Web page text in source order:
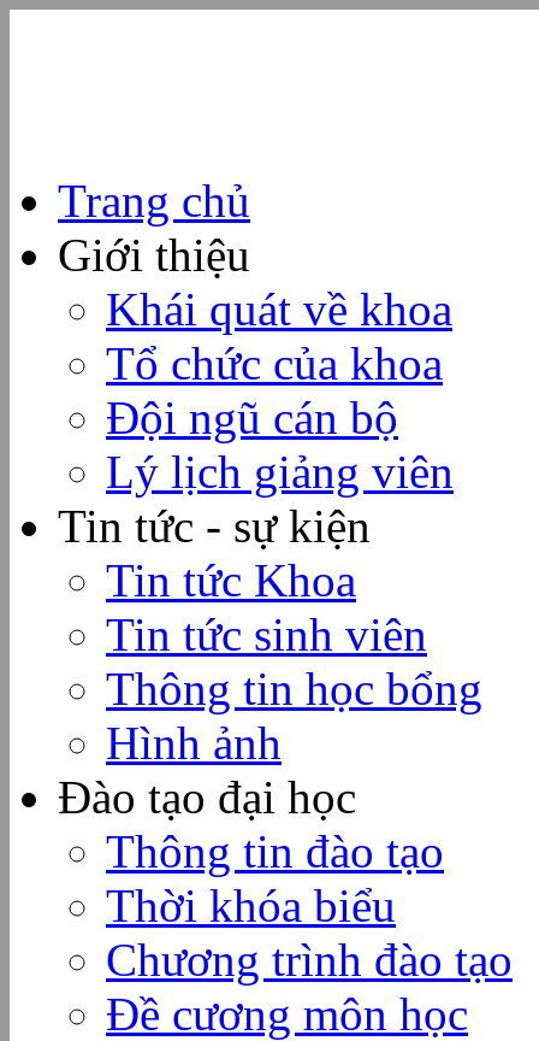
Trang chủ
Giới thiệu
Khái quát về khoa
Tổ chức của khoa
Đội ngũ cán bộ
Lý lịch giảng viên
Tin tức - sự kiện
Tin tức Khoa
Tin tức sinh viên
Thông tin học bổng
Hình ảnh
Đào tạo đại học
Thông tin đào tạo
Thời khóa biểu
Chương trình đào tạo
Đề cương môn học